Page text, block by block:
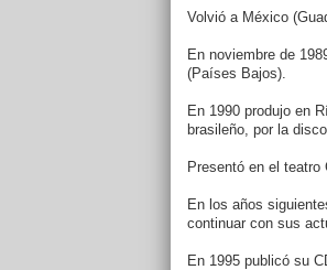
Volvió a México
En noviembre de
(Países Bajos).
En 1990 produjo en
brasileño, por la
Presentó en el
En los años
continuar con sus
En 1995 publicó su